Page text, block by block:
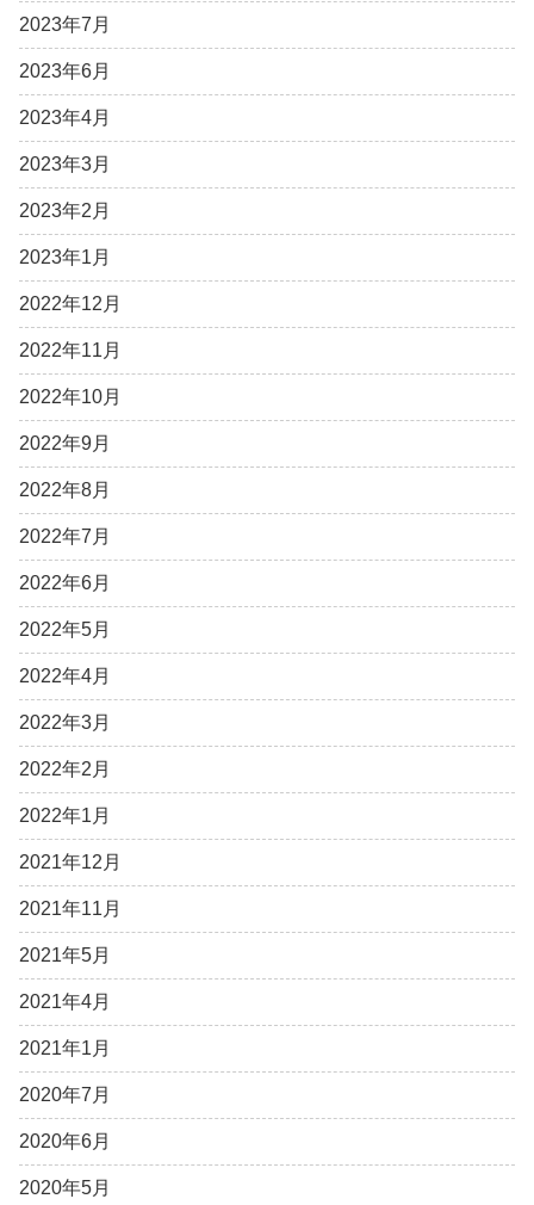
2023年7月
2023年6月
2023年4月
2023年3月
2023年2月
2023年1月
2022年12月
2022年11月
2022年10月
2022年9月
2022年8月
2022年7月
2022年6月
2022年5月
2022年4月
2022年3月
2022年2月
2022年1月
2021年12月
2021年11月
2021年5月
2021年4月
2021年1月
2020年7月
2020年6月
2020年5月